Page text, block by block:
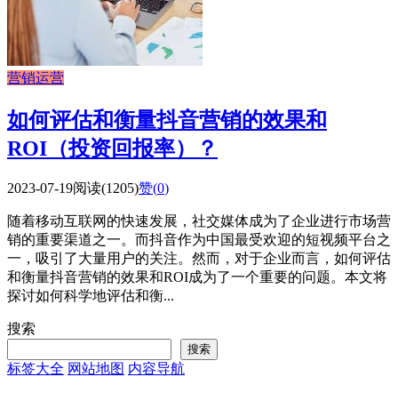
营销运营
如何评估和衡量抖音营销的效果和
ROI（投资回报率）？
2023-07-19阅读(1205)赞(0)
随着移动互联网的快速发展，社交媒体成为了企业进行市场营
销的重要渠道之一。而抖音作为中国最受欢迎的短视频平台之
一，吸引了大量用户的关注。然而，对于企业而言，如何评估
和衡量抖音营销的效果和ROI成为了一个重要的问题。本文将
探讨如何科学地评估和衡...
搜索
搜索
标签大全 网站地图 内容导航